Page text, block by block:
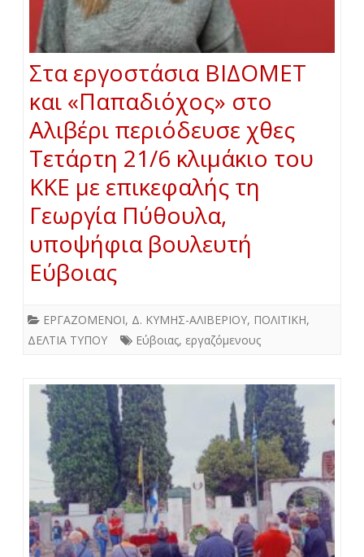
Στα εργοστάσια ΒΙΔΟΜΕΤ
και «Παπαδιόχος» στο
Αλιβέρι περιόδευσε χθες
Τετάρτη 21/6 κλιμάκιο του
ΚΚΕ με επικεφαλής τη
Γεωργία Πύθουλα,
υποψήφια βουλευτή
Εύβοιας
ΕΡΓΑΖΟΜΕΝΟΙ, Δ. ΚΥΜΗΣ-ΑΛΙΒΕΡΙΟΥ, ΠΟΛΙΤΙΚΗ,
ΔΕΛΤΙΑ ΤΥΠΟΥ
Εύβοιας, εργαζόμενους